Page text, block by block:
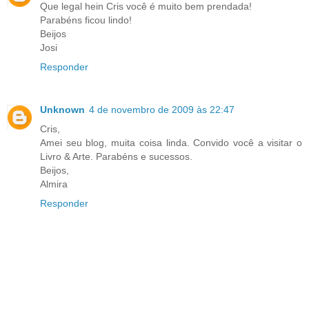
Que legal hein Cris você é muito bem prendada!
Parabéns ficou lindo!
Beijos
Josi
Responder
Unknown 4 de novembro de 2009 às 22:47
Cris,
Amei seu blog, muita coisa linda. Convido você a visitar o
Livro & Arte. Parabéns e sucessos.
Beijos,
Almira
Responder